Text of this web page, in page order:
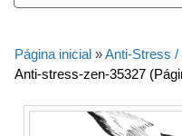
Página inicial »Anti-Stress /
Anti-stress-zen-35327